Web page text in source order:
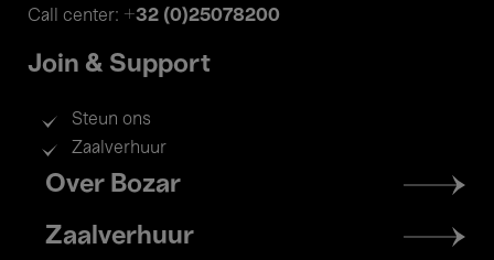
Call center: +32 (0)25078200
Join & Support
Steun ons
Zaalverhuur
Footer
menu
Over Bozar
Zaalverhuur